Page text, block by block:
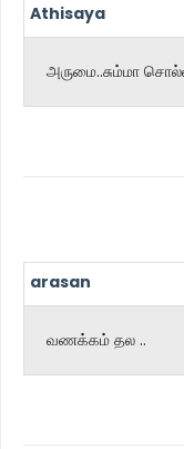
Athisaya
அருமை..சும்மா
arasan
வணக்கம் தல ..